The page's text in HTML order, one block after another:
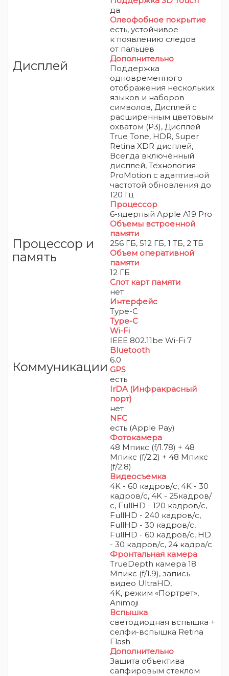
Дисплей
да
Олеофобное покрытие
есть, устойчивое
к появлению следов
от пальцев
Дополнительно
Поддержка
одновременного
отображения нескольких
языков и наборов
символов, Дисплей с
расширенным цветовым
охватом (P3), Дисплей
True Tone, HDR, Super
Retina XDR дисплей,
Всегда включённый
дисплей, Технология
ProMotion с адаптивной
частотой обновления до
120 Гц
Процессор и
память
Процессор
6-ядерный Apple A19 Pro
Объемы встроенной
памяти
256 ГБ, 512 ГБ, 1 ТБ, 2 TБ
Объем оперативной
памяти
12 ГБ
Слот карт памяти
нет
Коммуникации
Интерфейс
Type-C
Type-C
Wi-Fi
IEEE 802.11be Wi-Fi 7
Bluetooth
6.0
GPS
есть
IrDA (Инфракрасный
порт)
нет
NFC
есть (Apple Pay)
Фотокамера
48 Мпикс (f/1.78) + 48
Мпикс (f/2.2) + 48 Мпикс
(f/2.8)
Видеосъемка
4K - 60 кадров/с, 4K - 30
кадров/с, 4K - 25кадров/
с, FullHD - 120 кадров/с,
FullHD - 240 кадров/с,
FullHD - 30 кадров/с,
FullHD - 60 кадров/с, HD
- 30 кадров/с, 24 кадра/c
Фронтальная камера
TrueDepth камера 18
Мпикс (f/1.9), запись
видео UltraHD,
4K, режим «Портрет»,
Animoji
Вспышка
светодиодная вспышка +
селфи-вспышка Retina
Flash
Дополнительно
Защита объектива
сапфировым стеклом